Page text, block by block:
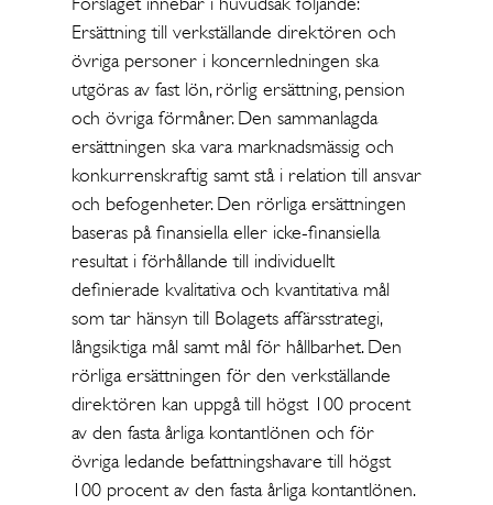
Ersättning till verkställande direktören och
övriga personer i koncernledningen ska
utgöras av fast lön, rörlig ersättning, pension
och övriga förmåner. Den sammanlagda
ersättningen ska vara marknadsmässig och
konkurrenskraftig samt stå i relation till ansvar
och befogenheter. Den rörliga ersättningen
baseras på finansiella eller icke-finansiella
resultat i förhållande till individuellt
definierade kvalitativa och kvantitativa mål
som tar hänsyn till Bolagets affärsstrategi,
långsiktiga mål samt mål för hållbarhet. Den
rörliga ersättningen för den verkställande
direktören kan uppgå till högst 100 procent
av den fasta årliga kontantlönen och för
övriga ledande befattningshavare till högst
100 procent av den fasta årliga kontantlönen.